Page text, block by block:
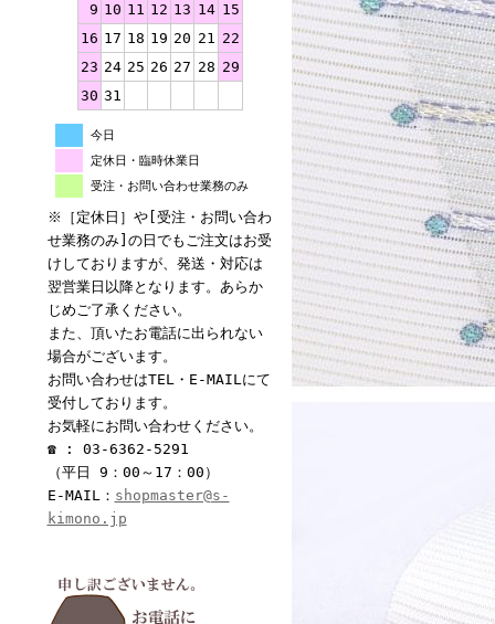
9 10 11 12 13 14 15
16 17 18 19 20 21 22
23 24 25 26 27 28 29
30 31
今日
定休日・臨時休業日
受注・お問い合わせ業務のみ
※［定休日］や[受注・お問い合わ
せ業務のみ]の日でもご注文はお受
けしておりますが、発送・対応は
翌営業日以降となります。あらか
じめご了承ください。
また、頂いたお電話に出られない
場合がございます。
お問い合わせはTEL・E-MAILにて
受付しております。
お気軽にお問い合わせください。
☎ : 03-6362-5291
（平日 9：00～17：00）
E-MAIL： shopmaster@s-
kimono.jp